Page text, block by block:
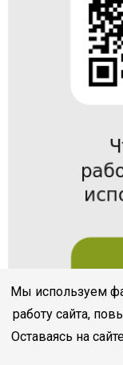
Мы используем
работу сайта,
Оставаясь на